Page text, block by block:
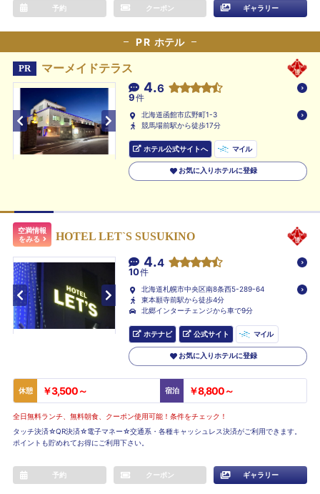
予約 クーポン ギャラリー
PR ホテル
PR マーメイドテラス
4.6
9件
北海道函館市広野町1-3
競馬場前駅から徒歩17分
ホテル公式サイトへ マイル
お気に入りホテルに登録
空満情報
をみる
HOTEL LET`S SUSUKINO
4.4
10件
北海道札幌市中央区南8条西5-289-64
東本願寺前駅から徒歩4分
北郷インターチェンジから車で9分
ホテナビ 公式サイト マイル
お気に入りホテルに登録
休憩 ￥3,500～ 宿泊 ￥8,800～
全日無料ランチ、無料朝食、クーポン使用可能！条件をチェック！
タッチ決済☆QR決済☆電子マネー☆交通系・各種キャッシュレス決済がご利用できます。
ポイントも貯めれてお得にご利用下さい。
予約 クーポン ギャラリー